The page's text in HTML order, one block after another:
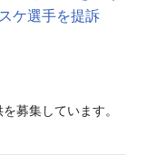
ケ選手を提訴
募集しています。